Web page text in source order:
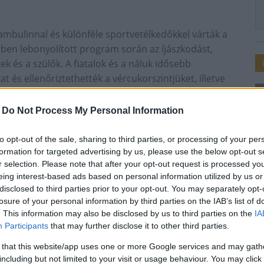
Do Not Process My Personal Information
opt-out of the sale, sharing to third parties, or processing of your
for targeted advertising by us, please use the below opt-out
selection. Please note that after your opt-out request is processed
interest-based ads based on personal information utilized by us
to third parties prior to your opt-out. You may separately
of your personal information by third parties on the IAB’s list of
This information may also be disclosed by us to third parties on the
Participants that may further disclose it to other third parties.
that this website/app uses one or more Google services and may
but not limited to your visit or usage behaviour. You may
és különféle sportvetélkedőkkel várták a
lebonyolított program során az íjászkodást,
és a szülők. A fiatalok és a náluk idősebb
és ellenőriztethették a vércukorszintjüket, illetve
faalkatrészekből készített mászópályák avatták a
követően tesztelhették az ügyességüket, az
teljesítése után megvendégelték a
sportolókkal - Jakabos Zsuzsanna többszörös
olimpikon mountain bike versenyzővel - is
az EFOP-3.9.2-16-2017-00047 „Humán kapacitások
meg.